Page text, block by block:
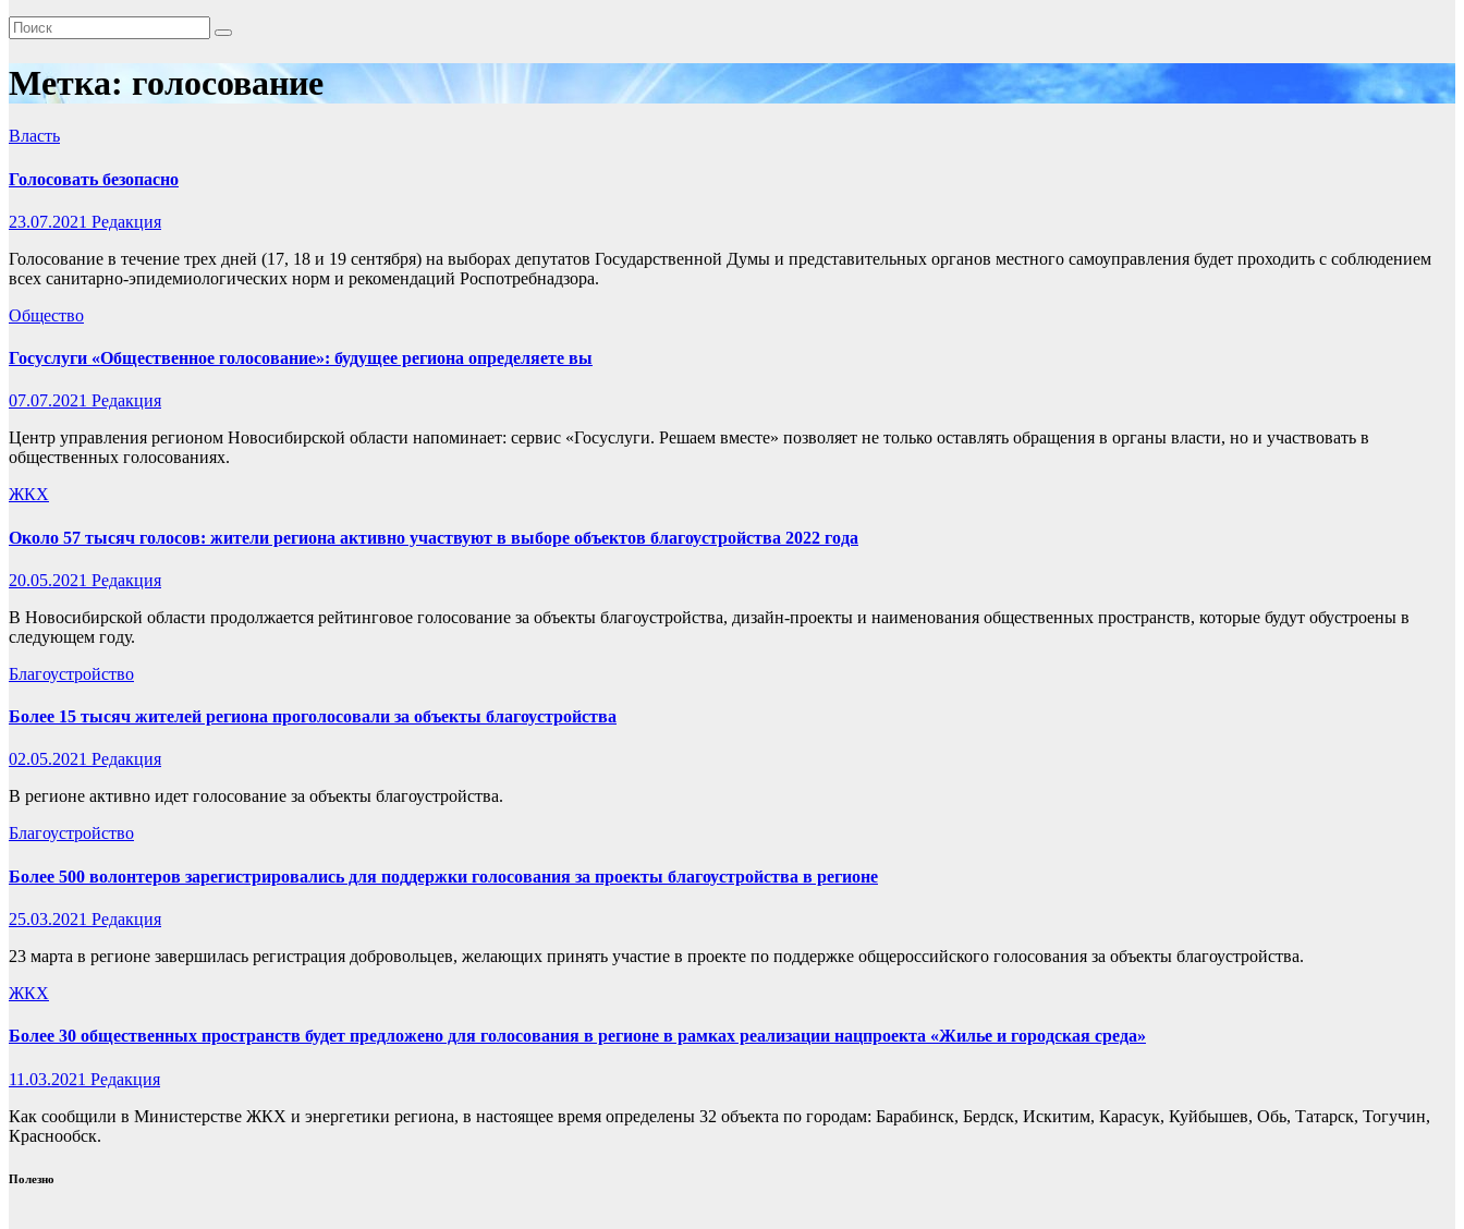
Метка: голосование
Власть
Голосовать безопасно
23.07.2021 Редакция
Голосование в течение трех дней (17, 18 и 19 сентября) на выборах депутатов Государственной Думы и представительных органов местного самоуправления будет проходить с соблюдением
всех санитарно-эпидемиологических норм и рекомендаций Роспотребнадзора.
Общество
Госуслуги «Общественное голосование»: будущее региона определяете вы
07.07.2021 Редакция
Центр управления регионом Новосибирской области напоминает: сервис «Госуслуги. Решаем вместе» позволяет не только оставлять обращения в органы власти, но и участвовать в
общественных голосованиях.
ЖКХ
Около 57 тысяч голосов: жители региона активно участвуют в выборе объектов благоустройства 2022 года
20.05.2021 Редакция
В Новосибирской области продолжается рейтинговое голосование за объекты благоустройства, дизайн-проекты и наименования общественных пространств, которые будут обустроены в
следующем году.
Благоустройство
Более 15 тысяч жителей региона проголосовали за объекты благоустройства
02.05.2021 Редакция
В регионе активно идет голосование за объекты благоустройства.
Благоустройство
Более 500 волонтеров зарегистрировались для поддержки голосования за проекты благоустройства в регионе
25.03.2021 Редакция
23 марта в регионе завершилась регистрация добровольцев, желающих принять участие в проекте по поддержке общероссийского голосования за объекты благоустройства.
ЖКХ
Более 30 общественных пространств будет предложено для голосования в регионе в рамках реализации нацпроекта «Жилье и городская среда»
11.03.2021 Редакция
Как сообщили в Министерстве ЖКХ и энергетики региона, в настоящее время определены 32 объекта по городам: Барабинск, Бердск, Искитим, Карасук, Куйбышев, Обь, Татарск, Тогучин,
Краснообск.
Полезно